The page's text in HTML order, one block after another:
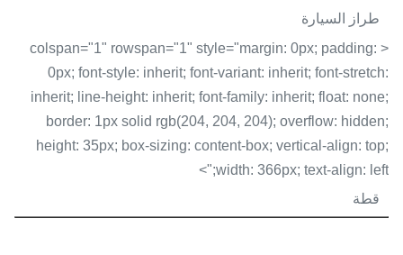
طراز السيارة
< colspan="1" rowspan="1" style="margin: 0px; padding:
0px; font-style: inherit; font-variant: inherit; font-stretch:
inherit; line-height: inherit; font-family: inherit; float: none;
border: 1px solid rgb(204, 204, 204); overflow: hidden;
height: 35px; box-sizing: content-box; vertical-align: top;
width: 366px; text-align: left;">
قطة